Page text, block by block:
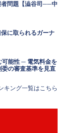
問題【澁谷司──中
に取られるガーナ
可能性 ─ 電気料金を
の審査基準を見直
キング一覧はこちら